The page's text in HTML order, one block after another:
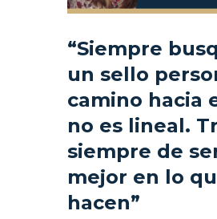
“Siempre
un sello
camino hacia
no es lineal.
siempre de
mejor en lo
hacen”